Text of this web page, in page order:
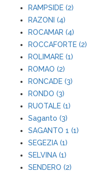
RAMPSIDE (2)
RAZONI (4)
ROCAMAR (4)
ROCCAFORTE (2)
ROLIMARE (1)
ROMAO (2)
RONCADE (3)
RONDO (3)
RUOTALE (1)
Saganto (3)
SAGANTO 1 (1)
SEGEZIA (1)
SELVINA (1)
SENDERO (2)